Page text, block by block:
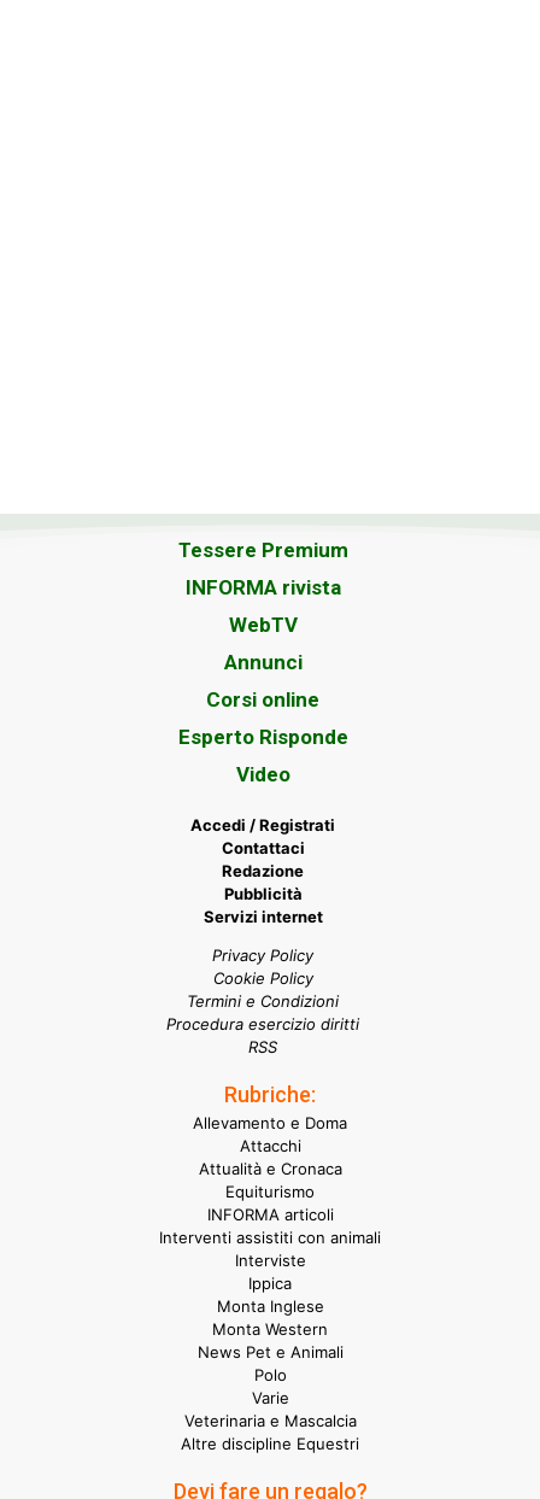
Tessere Premium
INFORMA rivista
WebTV
Annunci
Corsi online
Esperto Risponde
Video
Accedi / Registrati
Contattaci
Redazione
Pubblicità
Servizi internet
Privacy Policy
Cookie Policy
Termini e Condizioni
Procedura esercizio diritti
RSS
Rubriche:
Allevamento e Doma
Attacchi
Attualità e Cronaca
Equiturismo
INFORMA articoli
Interventi assistiti con animali
Interviste
Ippica
Monta Inglese
Monta Western
News Pet e Animali
Polo
Varie
Veterinaria e Mascalcia
Altre discipline Equestri
Devi fare un regalo?